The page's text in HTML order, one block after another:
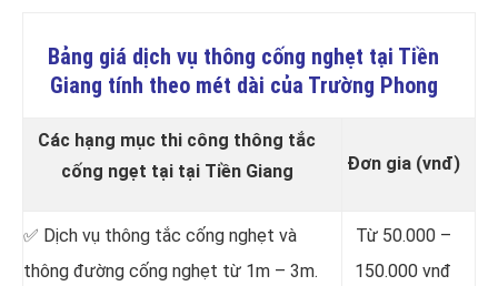
Bảng giá dịch vụ thông cống nghẹt tại Tiền
Giang tính theo mét dài của Trường Phong
Các hạng mục thi công thông tắc
cống ngẹt tại tại Tiền Giang
Đơn gia (vnđ)
✅ Dịch vụ thông tắc cống nghẹt và
thông đường cống nghẹt từ 1m – 3m.
Từ 50.000 –
150.000 vnđ